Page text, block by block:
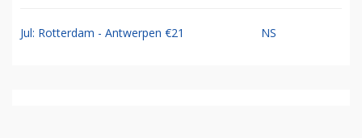
Jul: Rotterdam - Antwerpen €21 NS